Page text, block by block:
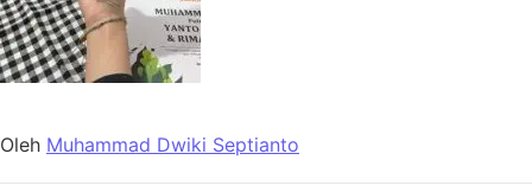
Oleh Muhammad Dwiki Septianto